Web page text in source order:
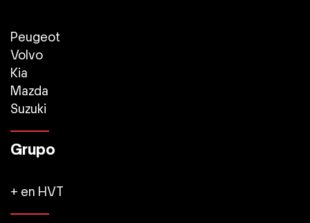
Peugeot
Volvo
Kia
Mazda
Suzuki
Grupo
+ en HVT